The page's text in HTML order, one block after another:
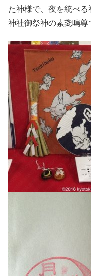
た神様で、夜を統べ
神社御祭神の素戔嗚尊